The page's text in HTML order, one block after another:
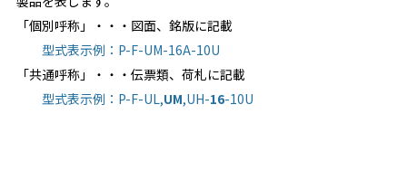
「個別呼称」・・・図面、銘版に記載
型式表示例：P-F-UM-16A-10U
「共通呼称」・・・伝票類、荷札に記載
型式表示例： P-F-UL,UM,UH-16-10U